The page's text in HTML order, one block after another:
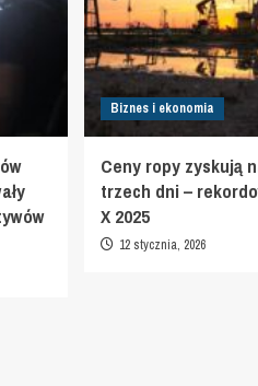
Biznes i ekonomia
Ceny ropy zyskują
trzech dni –
X 2025
12 stycznia, 2026